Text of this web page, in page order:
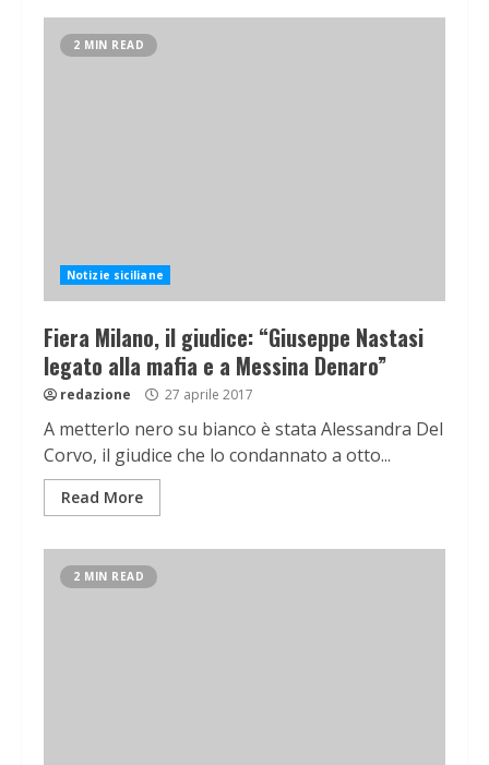
2 MIN READ
Notizie siciliane
Fiera Milano, il giudice: “Giuseppe Nastasi
legato alla mafia e a Messina Denaro”
redazione 27 aprile 2017
A metterlo nero su bianco è stata Alessandra Del
Corvo, il giudice che lo condannato a otto...
Read More
2 MIN READ